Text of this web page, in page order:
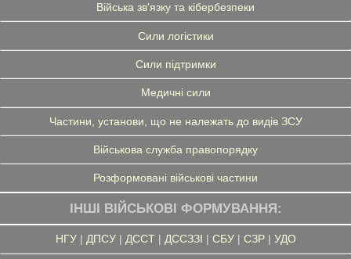
Війська зв'язку та кібербезпеки
Сили логістики
Сили підтримки
Медичні сили
Частини, установи, що не належать до видів ЗСУ
Військова служба правопорядку
Розформовані військові частини
ІНШІ ВІЙСЬКОВІ ФОРМУВАННЯ:
НГУ| ДПСУ| ДССТ| ДССЗЗІ | СБУ| СЗР| УДО